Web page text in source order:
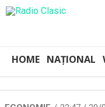
HOME NAȚIONAL